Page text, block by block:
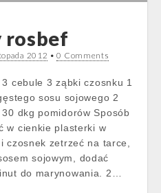
rosbef
2012 •0 Comments
cebule 3 ząbki czosnku 1
sosu sojowego 2
30 dkg pomidorów Sposób
w cienkie plasterki w
czosnek zetrzeć na tarce,
sojowym, dodać
do marynowania. 2…